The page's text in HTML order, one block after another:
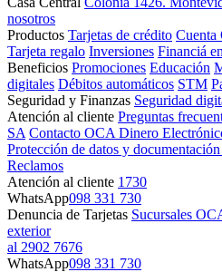
nosotros
Productos Tarjetas de crédito
Tarjeta regalo Inversiones Financiá
Beneficios Promociones Educación
digitales Débitos automáticos STM
Seguridad y Finanzas Seguridad
Atención al cliente Preguntas
SA Contacto OCA Dinero
Protección de datos y
Reclamos
Atención al cliente 1730
WhatsApp098 331 730
Denuncia de Tarjetas Sucursales
exterior
al 2902 7676
WhatsApp098 331 730